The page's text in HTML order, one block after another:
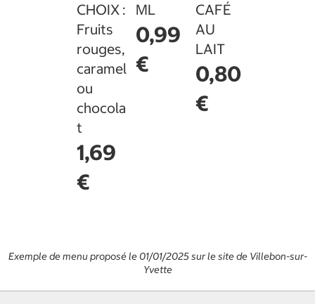
CHOIX :
Fruits
rouges,
caramel
ou
chocola
t
1,69
€
ML
0,99
€
CAFÉ
AU
LAIT
0,80
€
Exemple de menu proposé le 01/01/2025 sur le site de Villebon-sur-
Yvette